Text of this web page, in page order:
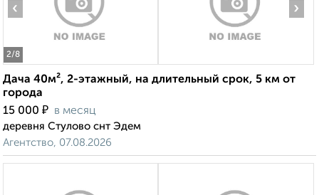
2/8
‹ ›
Дача 40м², 2-этажный, на длительный срок, 5 км от
города
15 000 ₽ в месяц
деревня Стулово снт Эдем
Агентство, 07.08.2026